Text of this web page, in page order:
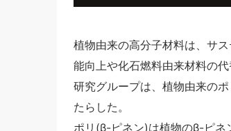
植物由来の高分子材料は、サ
能向上や化石燃料由来材料の
研究グループは、植物由来の
たらした。
ポリ(β-ピネン)は植物のβ-ピネ